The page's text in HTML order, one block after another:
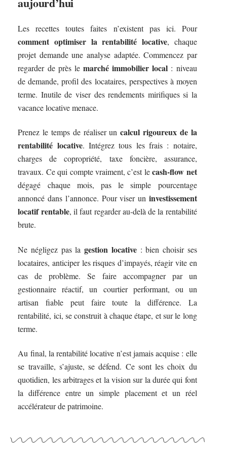
Les recettes toutes faites n’existent pas ici. Pour
comment optimiser la rentabilité locative, chaque
projet demande une analyse adaptée. Commencez par
regarder de près le marché immobilier local : niveau
de demande, profil des locataires, perspectives à moyen
terme. Inutile de viser des rendements mirifiques si la
vacance locative menace.
Prenez le temps de réaliser uncalcul rigoureux de la
rentabilité locative. Intégrez tous les frais : notaire,
charges de copropriété, taxe foncière, assurance,
travaux. Ce qui compte vraiment, c’est lecash-flow net
dégagé chaque mois, pas le simple pourcentage
annoncé dans l’annonce. Pour viser un investissement
locatif rentable, il faut regarder au-delà de la rentabilité
brute.
Ne négligez pas lagestion locative: bien choisir ses
locataires, anticiper les risques d’impayés, réagir vite en
cas de problème. Se faire accompagner par un
gestionnaire réactif, un courtier performant, ou un
artisan fiable peut faire toute la différence. La
rentabilité, ici, se construit à chaque étape, et sur le long
terme.
Au final, la rentabilité locative n’est jamais acquise : elle
se travaille, s’ajuste, se défend. Ce sont les choix du
quotidien, les arbitrages et la vision sur la durée qui font
la différence entre un simple placement et un réel
accélérateur de patrimoine.